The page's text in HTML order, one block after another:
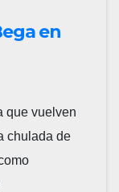
en
que vuelven
chulada de